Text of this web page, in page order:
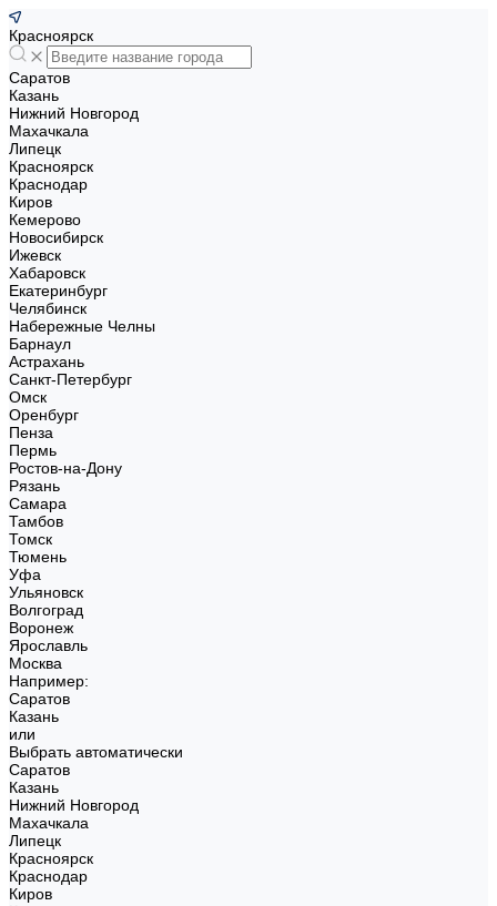
Красноярск
Саратов
Казань
Нижний Новгород
Махачкала
Липецк
Красноярск
Краснодар
Киров
Кемерово
Новосибирск
Ижевск
Хабаровск
Екатеринбург
Челябинск
Набережные Челны
Барнаул
Астрахань
Санкт-Петербург
Омск
Оренбург
Пенза
Пермь
Ростов-на-Дону
Рязань
Самара
Тамбов
Томск
Тюмень
Уфа
Ульяновск
Волгоград
Воронеж
Ярославль
Москва
Например:
Саратов
Казань
или
Выбрать автоматически
Саратов
Казань
Нижний Новгород
Махачкала
Липецк
Красноярск
Краснодар
Киров